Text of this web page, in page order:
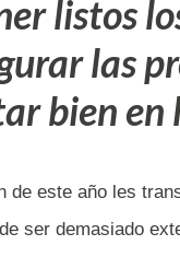
listos
las
bien
de este año les
ser demasiado